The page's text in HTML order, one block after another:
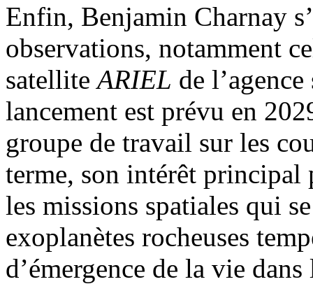
Enfin, Benjamin Charnay
observations, notamment
satelliteARIEL de
lancement est prévu en
groupe de travail sur les
terme, son intérêt principal
les missions spatiales qui
exoplanètes rocheuses
d’émergence de la vie